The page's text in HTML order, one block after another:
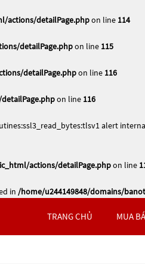
actions/detailPage.phpon line 114
detailPage.phpon line 115
detailPage.phpon line 116
on line 116
alert
actions/detailPage.phpon line
in /home/u244149848/domains/
TRANG CHỦ MUA